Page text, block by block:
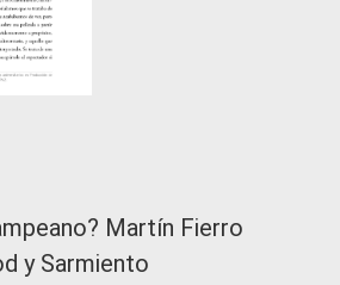
Martín Fierro
y Sarmiento